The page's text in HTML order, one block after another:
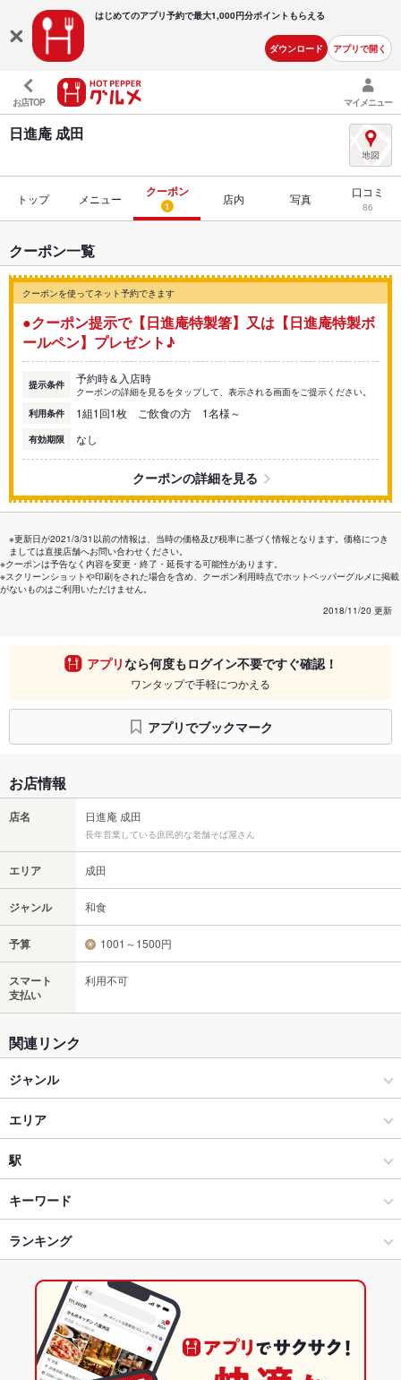
はじめてのアプリ予約で最大1,000円分ポイントもらえる
ダウンロード アプリで開く
お店TOP マイメニュー
日進庵 成田
トップ メニュー クーポン
1 店内 写真 口コミ
86
クーポン一覧
クーポンを使ってネット予約できます
●クーポン提示で【日進庵特製箸】又は【日進庵特製ボ
ールペン】プレゼント♪
提示条件 予約時＆入店時
クーポンの詳細を見るをタップして、表示される画面をご提示ください。
利用条件
1組1回1枚 ご飲食の方 1名様～
有効期限 なし
クーポンの詳細を見る
※更新日が2021/3/31以前の情報は、当時の価格及び税率に基づく情報となります。価格につき
ましては直接店舗へお問い合わせください。
※クーポンは予告なく内容を変更・終了・延長する可能性があります。
※スクリーンショットや印刷をされた場合を含め、クーポン利用時点でホットペッパーグルメに掲載
がないものはご利用いただけません。
2018/11/20 更新
アプリなら何度もログイン不要ですぐ確認！
ワンタップで手軽につかえる
アプリでブックマーク
お店情報
店名 日進庵 成田
長年営業している庶民的な老舗そば屋さん
エリア 成田
ジャンル 和食
予算 1001～1500円
スマート
支払い
利用不可
関連リンク
ジャンル
和食
うどん・そば
成田・佐倉 × 和食
成田・佐倉 × うどん・そば
京成成田駅 × 和食
京成成田駅 × うどん・そば
エリア
成田
成田 × 和食
成田 × うどん・そば
千葉 × 和食
千葉 × うどん・そば
駅
京成成田駅
成田駅
成田空港駅
キーワード
モツ煮込み
ざるそば 天ざるそば
ランキング
千葉のグルメランキング
千葉の和食ランキング
千葉のうどん・そばランキング